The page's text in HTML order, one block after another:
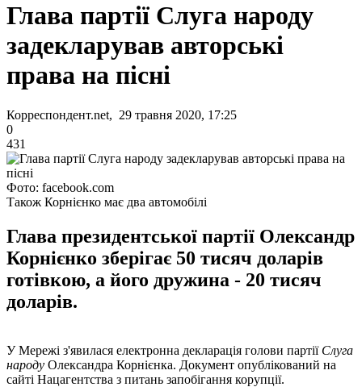
Глава партії Слуга народу
задекларував авторські
права на пісні
Корреспондент.net, 29 травня 2020, 17:25
0
431
Фото: facebook.com
Також Корнієнко має два автомобілі
Глава президентської партії Олександр
Корнієнко зберігає 50 тисяч доларів
готівкою, а його дружина - 20 тисяч
доларів.
У Мережі з'явилася електронна декларація голови партії Слуга
народу Олександра Корнієнка. Документ опублікований на
сайті Нацагентства з питань запобігання корупції.